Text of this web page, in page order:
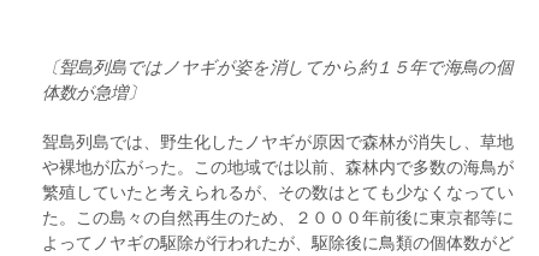
〔聟島列島ではノヤギが姿を消してから約１５年で海鳥の個
体数が急増〕
聟島列島では、野生化したノヤギが原因で森林が消失し、草地
や裸地が広がった。この地域では以前、森林内で多数の海鳥が
繁殖していたと考えられるが、その数はとても少なくなってい
た。この島々の自然再生のため、２０００年前後に東京都等に
よってノヤギの駆除が行われたが、駆除後に鳥類の個体数がど